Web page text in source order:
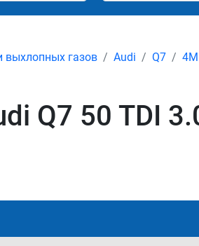
выхлопных газов Audi Q7
Q7 50 TDI